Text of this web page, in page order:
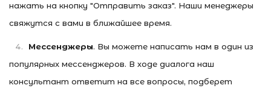
нажать на кнопку "Отправить заказ". Наши менеджеры
свяжутся с вами в ближайшее время.
Мессенджеры. Вы можете написать нам в один из
популярных мессенджеров. В ходе диалога наш
консультант ответит на все вопросы, подберет